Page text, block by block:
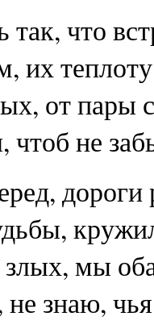
так, что
их
от пары
не
дороги
мы
знаю,